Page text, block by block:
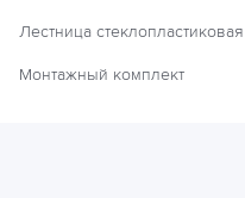
Лестница стеклопластиковая
Монтажный комплект